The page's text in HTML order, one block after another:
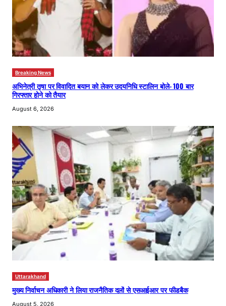
Breaking News
अभिनेत्री तृषा पर विवादित बयान को लेकर उदयनिधि स्टालिन बोले- 100 बार
गिरफ्तार होने को तैयार
August 6, 2026
Uttarakhand
मुख्य निर्वाचन अधिकारी ने लिया राजनैतिक दलों से एसआईआर पर फीडबैक
August 5, 2026